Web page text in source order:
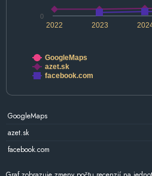
2022 2023
0
GoogleMaps
azet.sk
facebook.com
GoogleMaps
azet.sk
facebook.com